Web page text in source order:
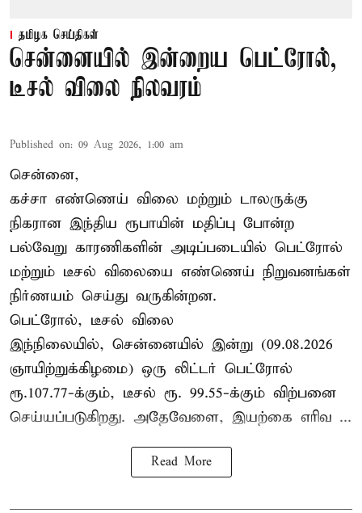
தமிழக செய்திகள்
சென்னையில் இன்றைய பெட்ரோல்,
டீசல் விலை நிலவரம்
Published on: 09 Aug 2026, 1:00 am
சென்னை,
கச்சா எண்ணெய் விலை மற்றும் டாலருக்கு
நிகரான இந்திய ரூபாயின் மதிப்பு போன்ற
பல்வேறு காரணிகளின் அடிப்படையில் பெட்ரோல்
மற்றும் டீசல் விலையை எண்ணெய் நிறுவனங்கள்
நிர்ணயம் செய்து வருகின்றன.
பெட்ரோல், டீசல் விலை
இந்நிலையில், சென்னையில் இன்று (09.08.2026
ஞாயிற்றுக்கிழமை) ஒரு லிட்டர் பெட்ரோல்
ரூ.107.77-க்கும், டீசல் ரூ. 99.55-க்கும் விற்பனை
செய்யப்படுகிறது. அதேவேளை, இயற்கை எரிவ ...
Read More